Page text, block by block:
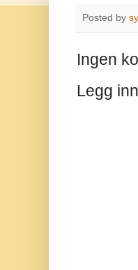
Posted by
Ingen
Legg